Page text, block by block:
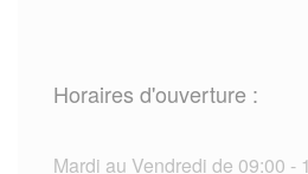
Horaires d'ouverture :
Mardi au Vendredi de 09:00 -